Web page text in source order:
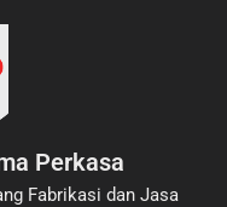
Perkasa
Fabrikasi dan Jasa